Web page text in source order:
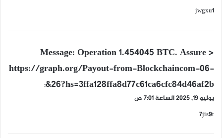
jwgxu1
ي
و
ل
Message: Operation 1.454045 BTC. Assure >
https://graph.org/Payout-from-Blockchaincom-06-
26?hs=3ffa128ffa8d77c61ca6cfc84d46af2b&
:
يوليو 19, 2025 الساعة 7:01 ص
7jis9t